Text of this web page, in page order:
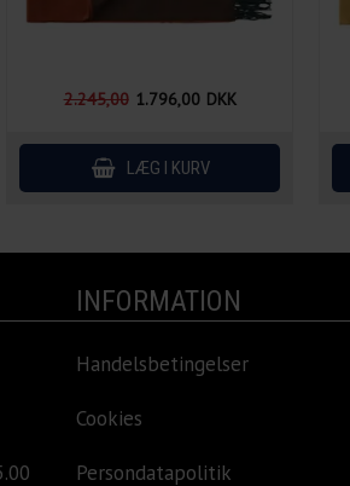
2.245,00 1.796,00 DKK
INFORMATION
Handelsbetingelser
Cookies
Persondatapolitik